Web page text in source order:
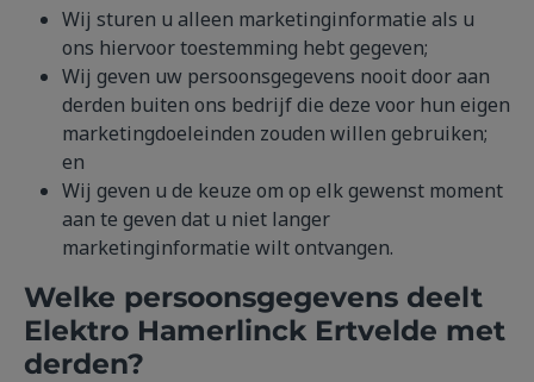
Wij sturen u alleen marketinginformatie als u
ons hiervoor toestemming hebt gegeven;
Wij geven uw persoonsgegevens nooit door aan
derden buiten ons bedrijf die deze voor hun eigen
marketingdoeleinden zouden willen gebruiken;
en
Wij geven u de keuze om op elk gewenst moment
aan te geven dat u niet langer
marketinginformatie wilt ontvangen.
Welke persoonsgegevens deelt
Elektro Hamerlinck Ertvelde met
derden?